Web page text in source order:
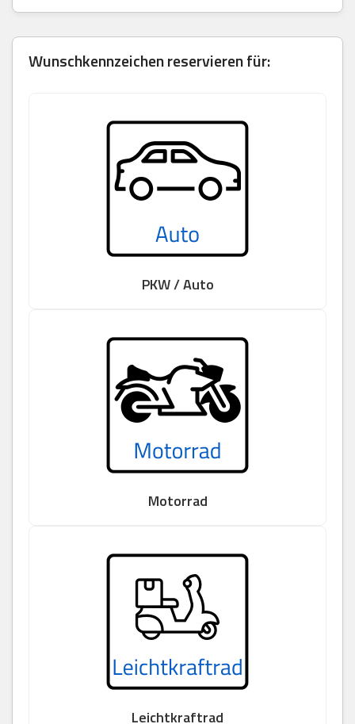
Wunschkennzeichen reservieren für:
PKW / Auto
Motorrad
Leichtkraftrad